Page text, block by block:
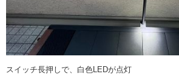
スイッチ長押しで、白色LEDが点灯